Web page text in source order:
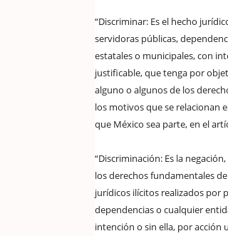
“Discriminar: Es el hecho
servidoras públicas,
estatales o municipales, con
justificable, que tenga por
alguno o algunos de los
los motivos que se relacionan
que México sea parte, en el
“Discriminación: Es la
los derechos fundamentales
jurídicos ilícitos realizados por
dependencias o cualquier
intención o sin ella, por acción